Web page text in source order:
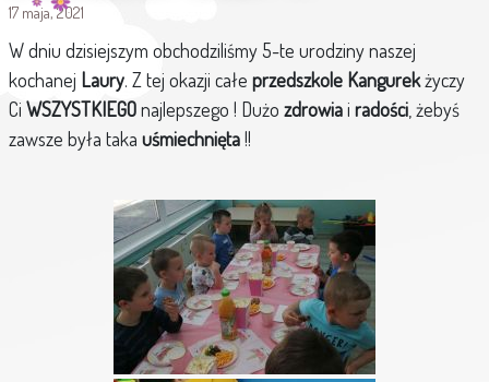
17 maja, 2021
W dniu dzisiejszym obchodziliśmy 5-te urodziny naszej
kochanej Laury. Z tej okazji całe przedszkole Kangurekżyczy
Ci WSZYSTKIEGOnajlepszego ! Dużo zdrowiai radości, żebyś
zawsze była taka uśmiechnięta!!